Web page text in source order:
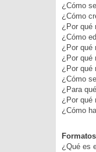
¿Cómo
¿Cómo
¿Por qué
¿Cómo
¿Por qué
¿Por qué
¿Por qué
¿Cómo
¿Para
¿Por qué
¿Cómo
¿Qué es